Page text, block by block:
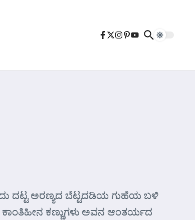
ದಟ್ಟ ಅರಣ್ಯದ ಬೆಟ್ಟದಡಿಯ ಗುಹೆಯ ಬಳಿ
ಕಾಂತಿಹೀನ ಕಣ್ಣುಗಳು ಅವನ ಆಂತರ್ಯದ